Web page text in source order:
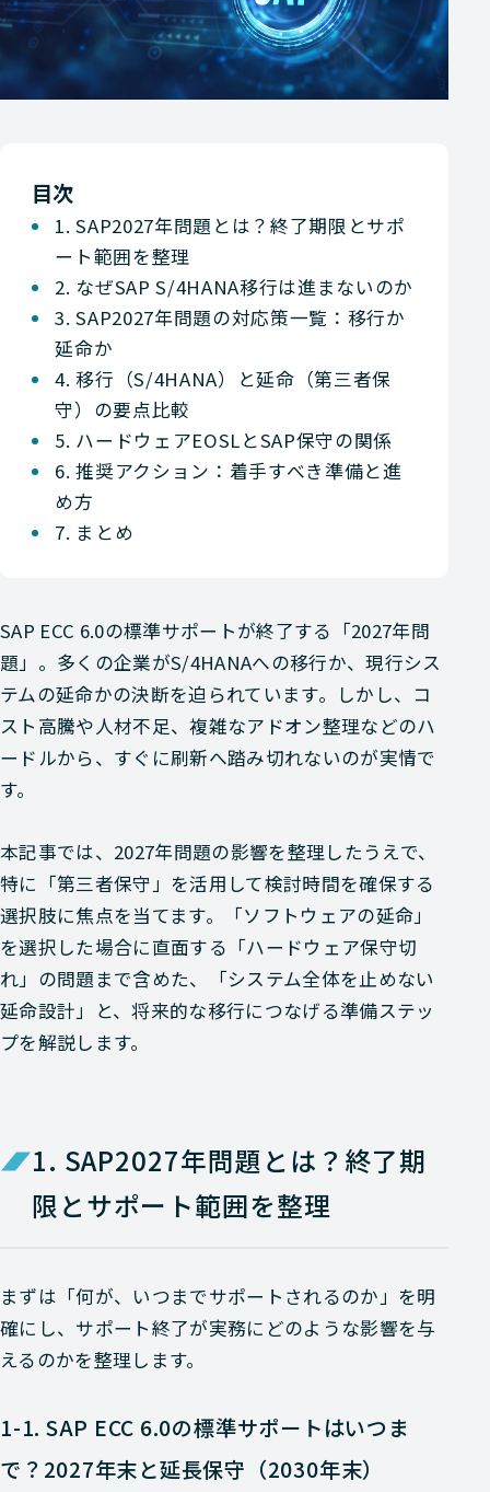
目次
1. SAP2027年問題とは？終了期限とサポ
ート範囲を整理
2. なぜSAP S/4HANA移行は進まないのか
3. SAP2027年問題の対応策一覧：移行か
延命か
4. 移行（S/4HANA）と延命（第三者保
守）の要点比較
5. ハードウェアEOSLとSAP保守の関係
6. 推奨アクション：着手すべき準備と進
め方
7. まとめ
SAP ECC 6.0の標準サポートが終了する「2027年問
題」。多くの企業がS/4HANAへの移行か、現行シス
テムの延命かの決断を迫られています。しかし、コ
スト高騰や人材不足、複雑なアドオン整理などのハ
ードルから、すぐに刷新へ踏み切れないのが実情で
す。
本記事では、2027年問題の影響を整理したうえで、
特に「第三者保守」を活用して検討時間を確保する
選択肢に焦点を当てます。「ソフトウェアの延命」
を選択した場合に直面する「ハードウェア保守切
れ」の問題まで含めた、「システム全体を止めない
延命設計」と、将来的な移行につなげる準備ステッ
プを解説します。
1. SAP2027年問題とは？終了期
限とサポート範囲を整理
まずは「何が、いつまでサポートされるのか」を明
確にし、サポート終了が実務にどのような影響を与
えるのかを整理します。
1-1. SAP ECC 6.0の標準サポートはいつま
で？2027年末と延長保守（2030年末）